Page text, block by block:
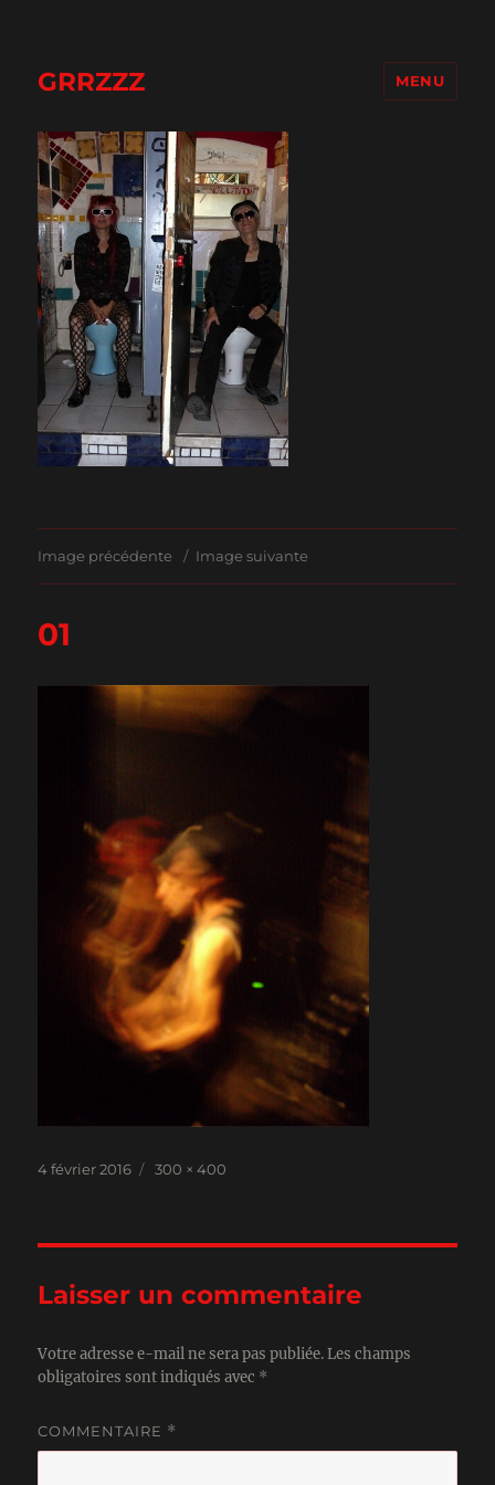
GRRZZZ MENU
Image précédente Image suivante
01
Publié
4 février 2016
Taille
300 × 400
Laisser un commentaire
Votre adresse e-mail ne sera pas publiée. Les champs
obligatoires sont indiqués avec *
COMMENTAIRE *